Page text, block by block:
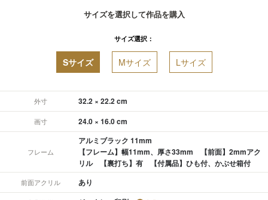
サイズを選択して作品を購入
サイズ選択：
Sサイズ Mサイズ Lサイズ
外寸 32.2 × 22.2 cm
画寸 24.0 × 16.0 cm
フレーム
アルミブラック 11mm
【フレーム】幅11mm、厚さ33mm 【前面】2mmアク
リル 【裏打ち】有 【付属品】ひも付、かぶせ箱付
前面アクリル あり